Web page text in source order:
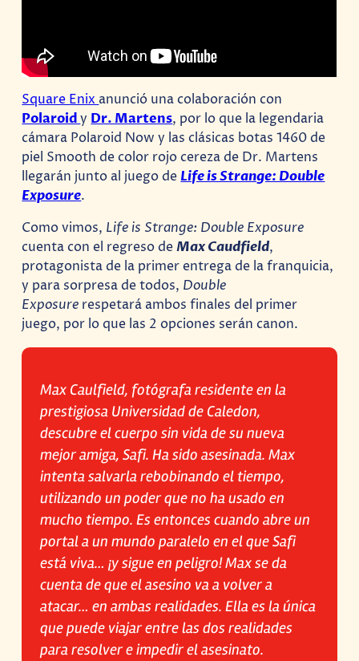
Square Enix anunció una colaboración con
Polaroidy Dr. Martens, por lo que la legendaria
cámara Polaroid Now y las clásicas botas 1460 de
piel Smooth de color rojo cereza de Dr. Martens
llegarán junto al juego de Life is Strange: Double
Exposure.
Como vimos, Life is Strange: Double Exposure
cuenta con el regreso deMax Caudfield,
protagonista de la primer entrega de la franquicia,
y para sorpresa de todos, Double
Exposure respetará ambos finales del primer
juego, por lo que las 2 opciones serán canon.
Max Caulfield, fotógrafa residente en la
prestigiosa Universidad de Caledon,
descubre el cuerpo sin vida de su nueva
mejor amiga, Safi. Ha sido asesinada. Max
intenta salvarla rebobinando el tiempo,
utilizando un poder que no ha usado en
mucho tiempo. Es entonces cuando abre un
portal a un mundo paralelo en el que Safi
está viva… ¡y sigue en peligro! Max se da
cuenta de que el asesino va a volver a
atacar… en ambas realidades. Ella es la única
que puede viajar entre las dos realidades
para resolver e impedir el asesinato.